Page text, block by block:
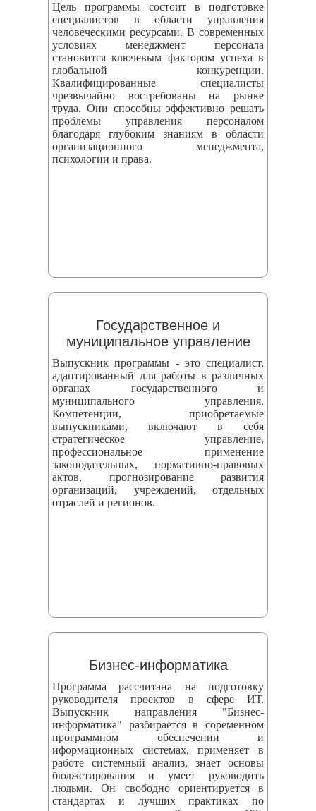
Цель программы состоит в подготовке
специалистов в области управления
человеческими ресурсами. В современных
условиях менеджмент персонала
становится ключевым фактором успеха в
глобальной конкуренции.
Квалифицированные специалисты
чрезвычайно востребованы на рынке
труда. Они способны эффективно решать
проблемы управления персоналом
благодаря глубоким знаниям в области
организационного менеджмента,
психологии и права.
Государственное и
муниципальное управление
Выпускник программы - это специалист,
адаптированный для работы в различных
органах государственного и
муниципального управления.
Компетенции, приобретаемые
выпускниками, включают в себя
стратегическое управление,
профессиональное применение
законодательных, нормативно-правовых
актов, прогнозирование развития
организаций, учреждений, отдельных
отраслей и регионов.
Бизнес-информатика
Программа рассчитана на подготовку
руководителя проектов в сфере ИТ.
Выпускник направления "Бизнес-
информатика" разбирается в соременном
программном обеспечении и
иформационных системах, применяет в
работе системный анализ, знает основы
бюджетирования и умеет руководить
людьми. Он свободно ориентируется в
стандартах и лучших практиках по